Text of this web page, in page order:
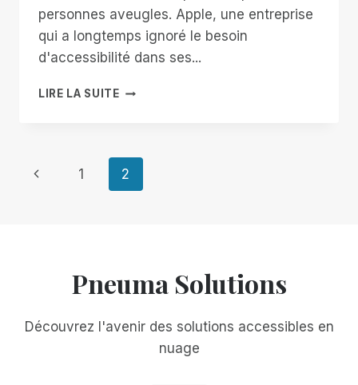
personnes aveugles. Apple, une entreprise
qui a longtemps ignoré le besoin
d'accessibilité dans ses...
LIRE LA SUITEIPOD
DÉSORMAIS
ACCESSIBLES
AUX
Navigation
Page
1 2
Pneuma Solutions
Découvrez l'avenir des solutions accessibles en
nuage